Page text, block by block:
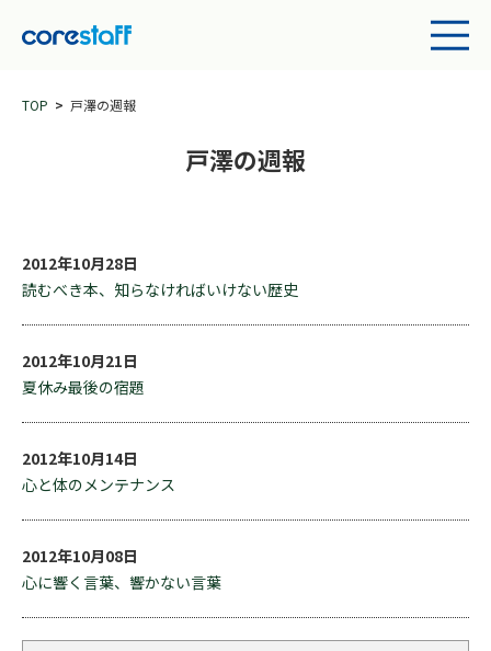
TOP 戸澤の週報
戸澤の週報
2012年10月28日
読むべき本、知らなければいけない歴史
2012年10月21日
夏休み最後の宿題
2012年10月14日
心と体のメンテナンス
2012年10月08日
心に響く言葉、響かない言葉